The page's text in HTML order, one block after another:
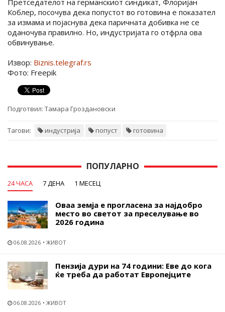
Коблер, посочува дека попустот во готовина е показател
за измама и појаснува дека паричната добивка не се
оданочува правилно. Но, индустријата го отфрла ова
обвинување.
Извор: Biznis.telegraf.rs
Фото: Freepik
Подготвил: Тамара Гроздановски
Тагови: индустрија попуст готовина
ПОПУЛАРНО
24 ЧАСА 7 ДЕНА 1 МЕСЕЦ
Оваа земја е прогласена за најдобро
место во светот за преселување во
2026 година
06.08.2026 ЖИВОТ
Пензија дури на 74 години: Еве до кога
ќе треба да работат Европејците
06.08.2026 ЖИВОТ